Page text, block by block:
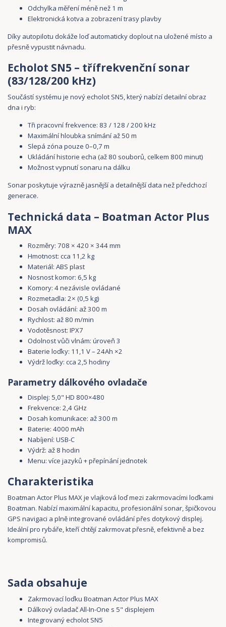
Odchylka měření méně než 1 m
Elektronická kotva a zobrazení trasy plavby
Díky autopilotu dokáže loď automaticky doplout na uložené místo a
přesně vypustit návnadu.
Echolot SN5 – třífrekvenční sonar
(83/128/200 kHz)
Součástí systému je nový echolot SN5, který nabízí detailní obraz
dna i ryb:
Tři pracovní frekvence: 83 / 128 / 200 kHz
Maximální hloubka snímání až 50 m
Slepá zóna pouze 0–0,7 m
Ukládání historie echa (až 80 souborů, celkem 800 minut)
Možnost vypnutí sonaru na dálku
Sonar poskytuje výrazně jasnější a detailnější data než předchozí
generace.
Technická data – Boatman Actor Plus
MAX
Rozměry: 708 × 420 × 344 mm
Hmotnost: cca 11,2 kg
Materiál: ABS plast
Nosnost komor: 6,5 kg
Komory: 4 nezávisle ovládané
Rozmetadla: 2× (0,5 kg)
Dosah ovládání: až 300 m
Rychlost: až 80 m/min
Vodotěsnost: IPX7
Odolnost vůči vlnám: úroveň 3
Baterie loďky: 11,1 V – 24Ah ×2
Výdrž loďky: cca 2,5 hodiny
Parametry dálkového ovladače
Displej: 5,0" HD 800×480
Frekvence: 2,4 GHz
Dosah komunikace: až 300 m
Baterie: 4000 mAh
Nabíjení: USB-C
Výdrž: až 8 hodin
Menu: více jazyků + přepínání jednotek
Charakteristika
Boatman Actor Plus MAX je vlajková loď mezi zakrmovacími loďkami
Boatman. Nabízí maximální kapacitu, profesionální sonar, špičkovou
GPS navigaci a plně integrované ovládání přes dotykový displej.
Ideální pro rybáře, kteří chtějí zakrmovat přesně, efektivně a bez
kompromisů.
Sada obsahuje
Zakrmovací loďku Boatman Actor Plus MAX
Dálkový ovladač All-In-One s 5" displejem
Integrovaný echolot SN5